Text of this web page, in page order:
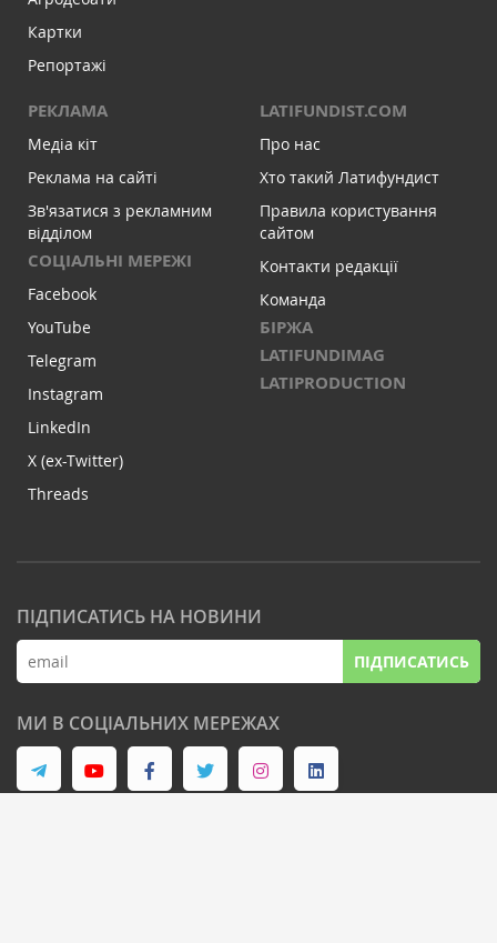
Картки
Репортажі
РЕКЛАМА
Медіа кіт
Реклама на сайті
Зв'язатися з рекламним
відділом
СОЦІАЛЬНІ МЕРЕЖІ
Facebook
YouTube
Telegram
Instagram
LinkedIn
X (ex-Twitter)
Threads
LATIFUNDIST.COM
Про нас
Хто такий Латифундист
Правила користування
сайтом
Контакти редакції
Команда
БІРЖА
LATIFUNDIMAG
LATIPRODUCTION
ПІДПИСАТИСЬ НА НОВИНИ
ПІДПИСАТИСЬ
МИ В СОЦІАЛЬНИХ МЕРЕЖАХ